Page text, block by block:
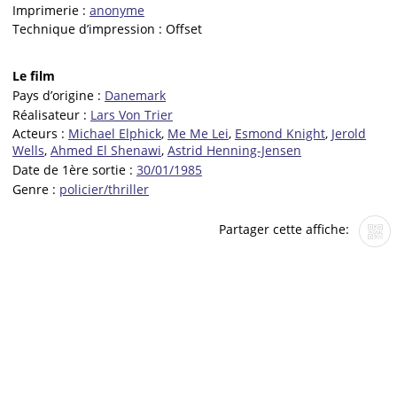
Imprimerie : anonyme
Technique d’impression : Offset
Le film
Pays d’origine : Danemark
Réalisateur : Lars Von Trier
Acteurs : Michael Elphick, Me Me Lei, Esmond Knight, Jerold
Wells, Ahmed El Shenawi, Astrid Henning-Jensen
Date de 1ère sortie : 30/01/1985
Genre : policier/thriller
Partager cette affiche: